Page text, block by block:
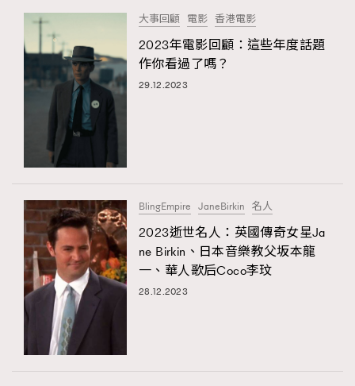
大事回顧 電影 香港電影
2023年電影回顧：這些年度話題
作你看過了嗎？
29.12.2023
BlingEmpire JaneBirkin 名人
2023逝世名人：英國傳奇女星Ja
ne Birkin、日本音樂教父坂本龍
一、華人歌后Coco李玟
28.12.2023